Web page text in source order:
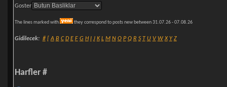
Goster
The lines marked with they correspond to posts new between 31.07.26 - 07.08.26
Gidilecek: # [ A B C D E F G H I J K L M N O P Q R S T U V W X Y Z
Harfler #